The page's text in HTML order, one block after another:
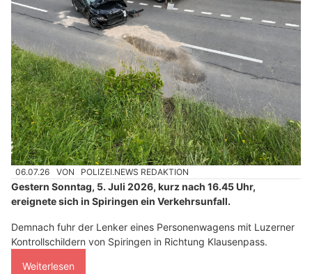
06.07.26 VON POLIZEI.NEWS REDAKTION
Gestern Sonntag, 5. Juli 2026, kurz nach 16.45 Uhr,
ereignete sich in Spiringen ein Verkehrsunfall.
Demnach fuhr der Lenker eines Personenwagens mit Luzerner
Kontrollschildern von Spiringen in Richtung Klausenpass.
Weiterlesen